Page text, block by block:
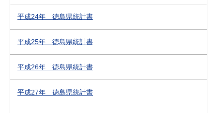
平成24年 徳島県統計書
平成25年 徳島県統計書
平成26年 徳島県統計書
平成27年 徳島県統計書